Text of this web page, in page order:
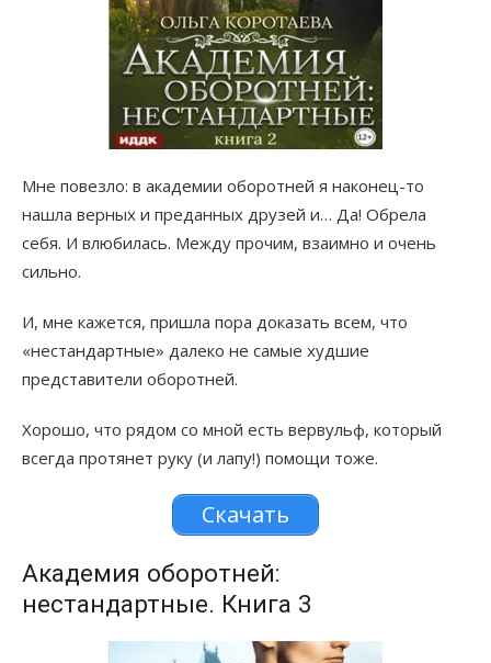
Мне повезло: в академии оборотней я наконец-то
нашла верных и преданных друзей и… Да! Обрела
себя. И влюбилась. Между прочим, взаимно и очень
сильно.
И, мне кажется, пришла пора доказать всем, что
«нестандартные» далеко не самые худшие
представители оборотней.
Хорошо, что рядом со мной есть вервульф, который
всегда протянет руку (и лапу!) помощи тоже.
Скачать
Академия оборотней:
нестандартные. Книга 3